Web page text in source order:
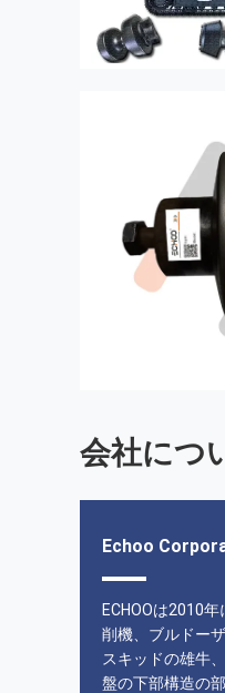
会社につ
Echoo
ECHOOは2010
削機、ブルドー
スキッドの雄牛
盤の下部構造の
サービス!!AAA+++!!!
------ カナダからの